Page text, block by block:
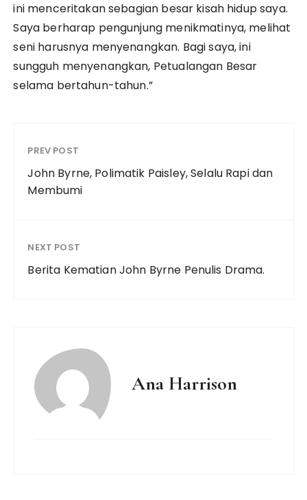
ini menceritakan sebagian besar kisah hidup saya.
Saya berharap pengunjung menikmatinya, melihat
seni harusnya menyenangkan. Bagi saya, ini
sungguh menyenangkan, Petualangan Besar
selama bertahun-tahun.”
PREV POST
John Byrne, Polimatik Paisley, Selalu Rapi dan
Membumi
NEXT POST
Berita Kematian John Byrne Penulis Drama.
Ana Harrison